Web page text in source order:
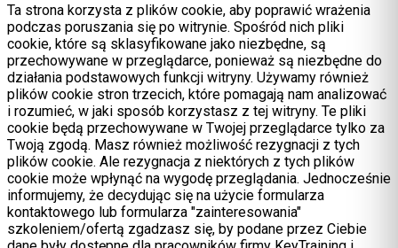
Ta strona korzysta z plików cookie, aby poprawić wrażenia
podczas poruszania się po witrynie. Spośród nich pliki
cookie, które są sklasyfikowane jako niezbędne, są
przechowywane w przeglądarce, ponieważ są niezbędne do
działania podstawowych funkcji witryny. Używamy również
plików cookie stron trzecich, które pomagają nam analizować
i rozumieć, w jaki sposób korzystasz z tej witryny. Te pliki
cookie będą przechowywane w Twojej przeglądarce tylko za
Twoją zgodą. Masz również możliwość rezygnacji z tych
plików cookie. Ale rezygnacja z niektórych z tych plików
cookie może wpłynąć na wygodę przeglądania. Jednocześnie
informujemy, że decydując się na użycie formularza
kontaktowego lub formularza "zainteresowania"
szkoleniem/ofertą zgadzasz się, by podane przez Ciebie